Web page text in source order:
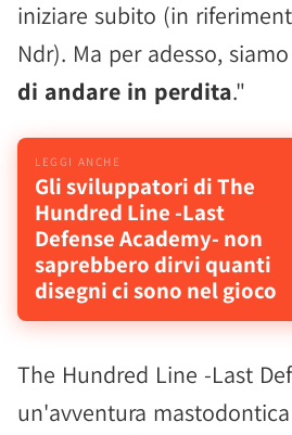
iniziare subito (in
Ndr). Ma per adesso,
di andare in perdita."
Gli sviluppatori di The
Hundred Line -Last
Defense Academy- non
saprebbero dirvi quanti
disegni ci sono nel gioco
The Hundred Line -Last
un'avventura